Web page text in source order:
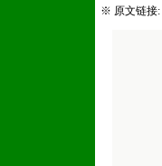
※ 原文链接: